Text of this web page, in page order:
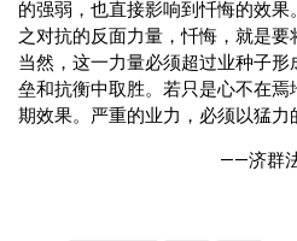
的强弱，也直接影响到忏悔的效
之对抗的反面力量，忏悔，就是要
当然，这一力量必须超过业种子
垒和抗衡中取胜。若只是心不在
期效果。严重的业力，必须以猛力
——济群